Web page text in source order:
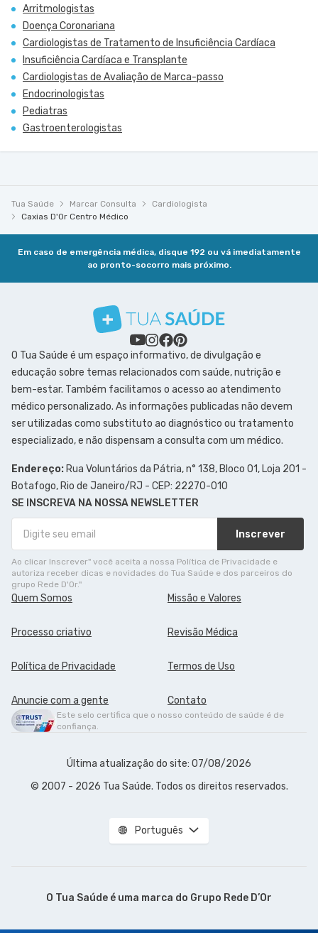
Arritmologistas
Doença Coronariana
Cardiologistas de Tratamento de Insuficiência Cardíaca
Insuficiência Cardíaca e Transplante
Cardiologistas de Avaliação de Marca-passo
Endocrinologistas
Pediatras
Gastroenterologistas
Tua Saúde Marcar Consulta
Cardiologista
Caxias D'Or Centro Médico
Em caso de emergência médica, disque 192 ou vá imediatamente
ao pronto-socorro mais próximo.
O Tua Saúde é um espaço informativo, de divulgação e
educação sobre temas relacionados com saúde, nutrição e
bem-estar. Também facilitamos o acesso ao atendimento
médico personalizado. As informações publicadas não devem
ser utilizadas como substituto ao diagnóstico ou tratamento
especializado, e não dispensam a consulta com um médico.
Endereço: Rua Voluntários da Pátria, n° 138, Bloco 01, Loja 201 -
Botafogo, Rio de Janeiro/RJ - CEP: 22270-010
SE INSCREVA NA NOSSA NEWSLETTER
Inscrever
Ao clicar Inscrever" você aceita a nossa Política de Privacidade e
autoriza receber dicas e novidades do Tua Saúde e dos parceiros do
grupo Rede D'Or."
Quem Somos Missão e Valores
Processo criativo Revisão Médica
Política de Privacidade Termos de Uso
Anuncie com a gente Contato
Este selo certifica que o nosso conteúdo de saúde é de
confiança.
Última atualização do site: 07/08/2026
© 2007 - 2026 Tua Saúde. Todos os direitos reservados.
Português
O Tua Saúde é uma marca do Grupo Rede D’Or